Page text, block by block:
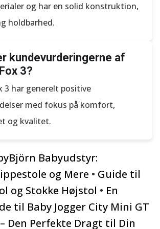
og har en solid konstruktion,
holdbarhed.
kundevurderingerne af
3?
3 har generelt positive
med fokus på komfort,
og kvalitet.
Babyudstyr:
og Mere • Guide til
og Stokke Højstol • En
til Baby Jogger City Mini GT
Den Perfekte Dragt til Din